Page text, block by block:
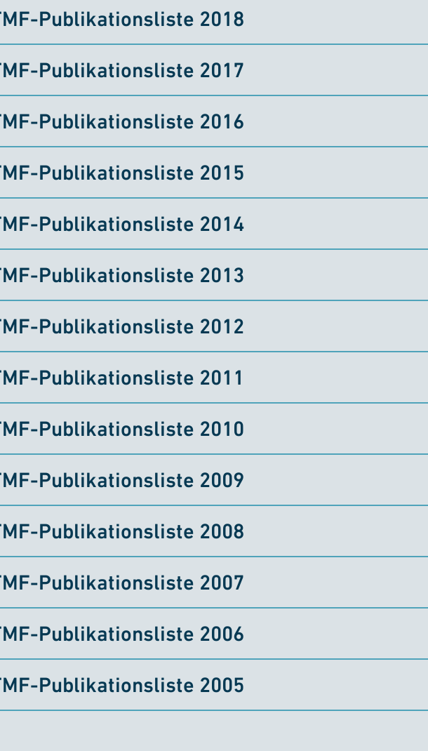
Publikationsliste 2018
Publikationsliste 2017
Publikationsliste 2016
Publikationsliste 2015
Publikationsliste 2014
Publikationsliste 2013
Publikationsliste 2012
Publikationsliste 2011
Publikationsliste 2010
Publikationsliste 2009
Publikationsliste 2008
Publikationsliste 2007
Publikationsliste 2006
Publikationsliste 2005